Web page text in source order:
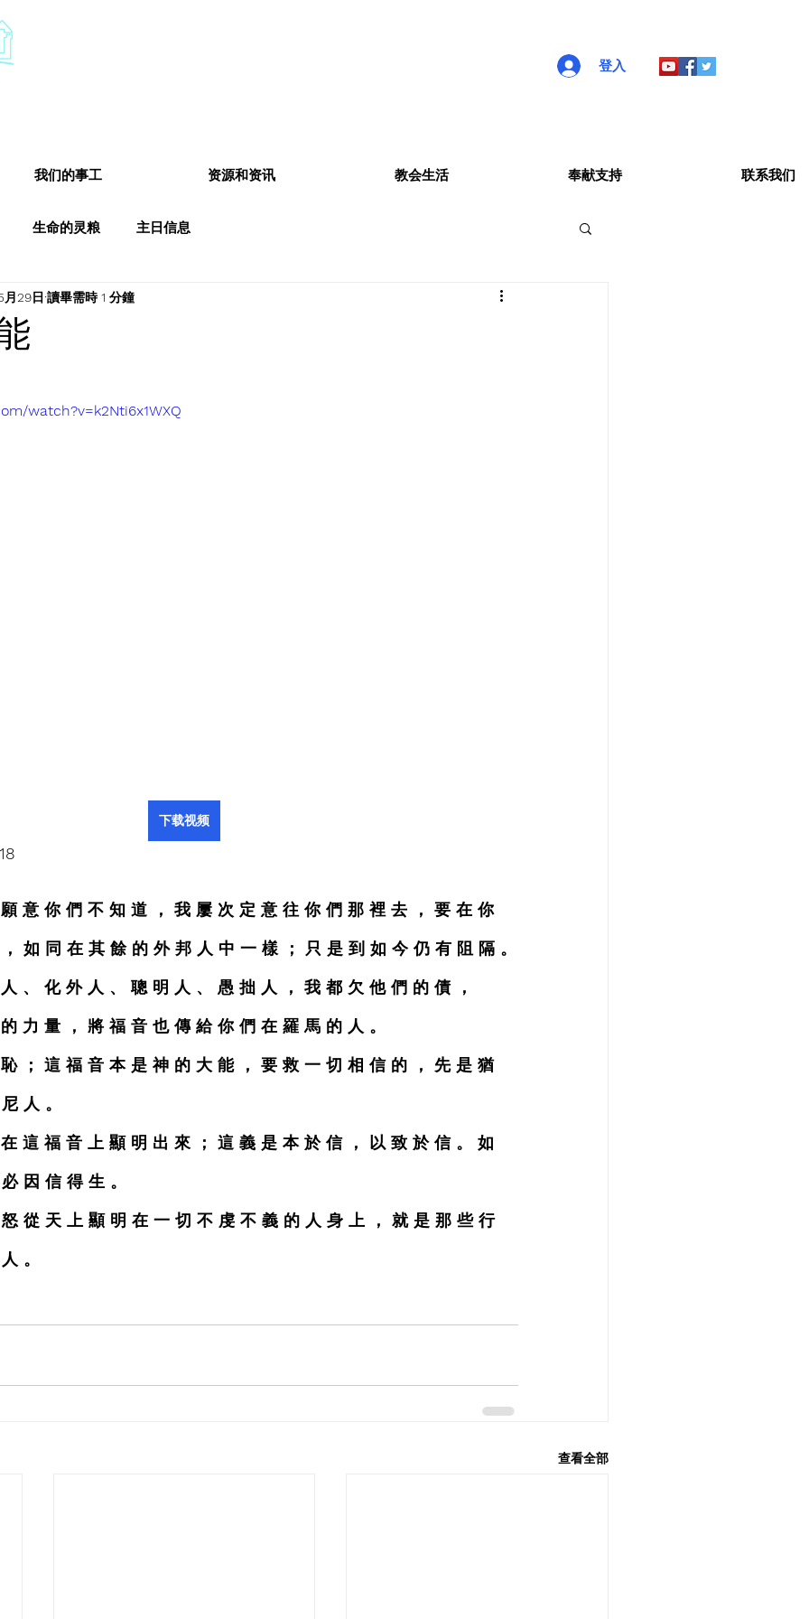
登入
我们的事工 资源和资讯 教会生活 奉献支持 联系我们
生命的灵粮 主日信息
29日 讀畢需時 1 分鐘
watch?v=k2Nti6x1WXQ
下载视频
意 你 們 不 知 道 ， 我 屢 次 定 意 往 你 們 那 裡 去 ， 要 在 你
如 同 在 其 餘 的 外 邦 人 中 一 樣 ； 只 是 到 如 今 仍 有 阻 隔 。
、 化 外 人 、 聰 明 人 、 愚 拙 人 ， 我 都 欠 他 們 的 債 ，
力 量 ， 將 福 音 也 傳 給 你 們 在 羅 馬 的 人 。
； 這 福 音 本 是 神 的 大 能 ， 要 救 一 切 相 信 的 ， 先 是 猶
人 。
這 福 音 上 顯 明 出 來 ； 這 義 是 本 於 信 ， 以 致 於 信 。 如
因 信 得 生 。
從 天 上 顯 明 在 一 切 不 虔 不 義 的 人 身 上 ， 就 是 那 些 行
。
查看全部